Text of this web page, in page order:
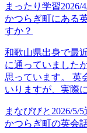
まったり学習2026/
かつらぎ町にある
すか？
和歌山県出身で最
に通っていました
思っています。 英
いりますが、実際
まなびびと 2026/5/5
かつらぎ町の英会